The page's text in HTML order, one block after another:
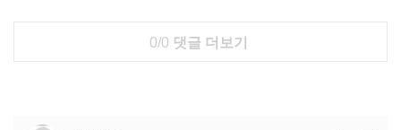
0/0 댓글 더보기